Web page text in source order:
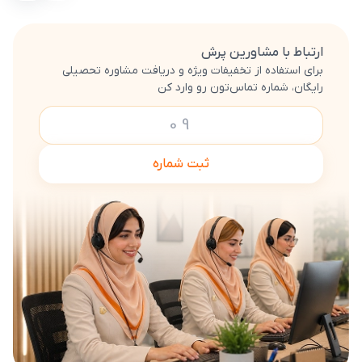
ارتباط با مشاورین پرش
برای استفاده از تخفیفات ویژه و دریافت مشاوره تحصیلی
رایگان، شماره تماس‌تون رو وارد کن
ثبت شماره